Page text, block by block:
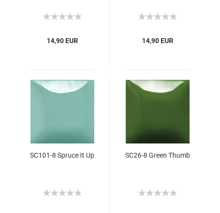
14,90 EUR 14,90 EUR
SC101-8 Spruce It Up SC26-8 Green Thumb